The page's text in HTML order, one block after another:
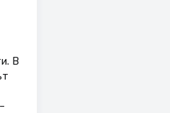
В